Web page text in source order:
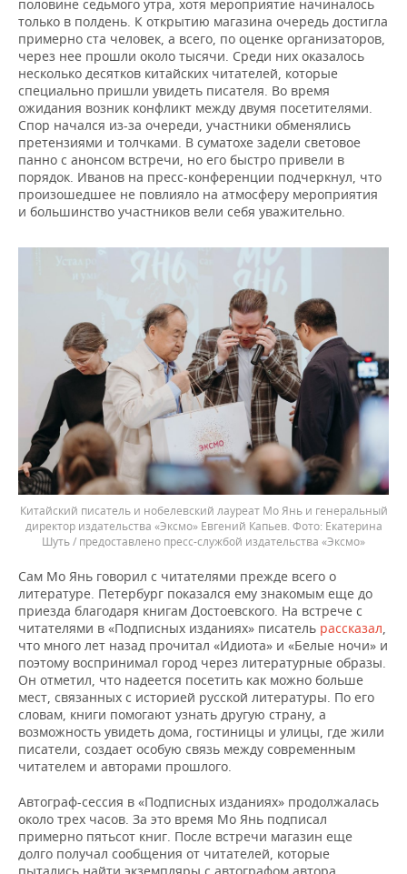
половине седьмого утра, хотя мероприятие начиналось
только в полдень. К открытию магазина очередь достигла
примерно ста человек, а всего, по оценке организаторов,
через нее прошли около тысячи. Среди них оказалось
несколько десятков китайских читателей, которые
специально пришли увидеть писателя. Во время
ожидания возник конфликт между двумя посетителями.
Спор начался из-за очереди, участники обменялись
претензиями и толчками. В суматохе задели световое
панно с анонсом встречи, но его быстро привели в
порядок. Иванов на пресс-конференции подчеркнул, что
произошедшее не повлияло на атмосферу мероприятия
и большинство участников вели себя уважительно.
Китайский писатель и нобелевский лауреат Мо Янь и генеральный
директор издательства «Эксмо» Евгений Капьев.
Екатерина
Шуть / предоставлено пресс-службой издательства «Эксмо»
Сам Мо Янь говорил с читателями прежде всего о
литературе. Петербург показался ему знакомым еще до
приезда благодаря книгам Достоевского. На встрече с
читателями в «Подписных изданиях» писатель рассказал,
что много лет назад прочитал «Идиота» и «Белые ночи» и
поэтому воспринимал город через литературные образы.
Он отметил, что надеется посетить как можно больше
мест, связанных с историей русской литературы. По его
словам, книги помогают узнать другую страну, а
возможность увидеть дома, гостиницы и улицы, где жили
писатели, создает особую связь между современным
читателем и авторами прошлого.
Автограф-сессия в «Подписных изданиях» продолжалась
около трех часов. За это время Мо Янь подписал
примерно пятьсот книг. После встречи магазин еще
долго получал сообщения от читателей, которые